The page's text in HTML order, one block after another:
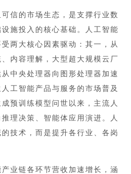
信的市场生态，是支撑行业数
施投入的核心基础。人工智能
两大核心因素驱动：其一，从
内容理解，大型超大规模云厂
中央处理器向图形处理器加速
工智能产品与服务的市场普及
预训练模型问世以来，主流人
理决策、智能体应用演进。人
技术，而是提升各行业、各岗
业链各环节营收加速增长，涵